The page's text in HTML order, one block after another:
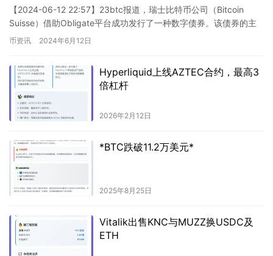
【2024-06-12 22:57】23btc报道，瑞士比特币公司（Bitcoin
Suisse）借助Obligate平台成功发行了一种数字债券。该债券的主
要目的是为数字资产借贷解…
币资讯 2024年6月12日
Hyperliquid上线AZTEC合约，最高3
倍杠杆
2026年2月12日
*BTC跌破11.2万美元*
2025年8月25日
Vitalik出售KNC与MUZZ换USDC及
ETH